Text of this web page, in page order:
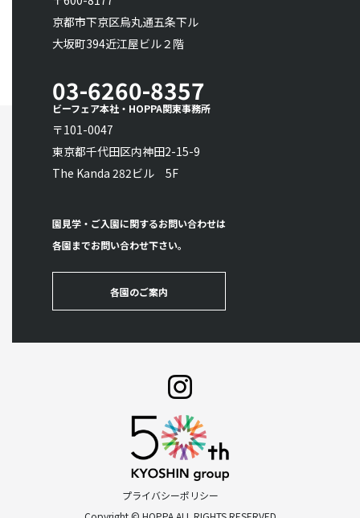
京都市下京区烏丸通五条下ル
大坂町394近江屋ビル２階
03-6260-8357
ビーフェア本社・HOPPA関東事務所
〒101-0047
東京都千代田区内神田2-15-9
The Kanda 282ビル 5F
園見学・ご入園に関するお問い合わせは
各園までお問い合わせ下さい。
各園のご案内
プライバシーポリシー